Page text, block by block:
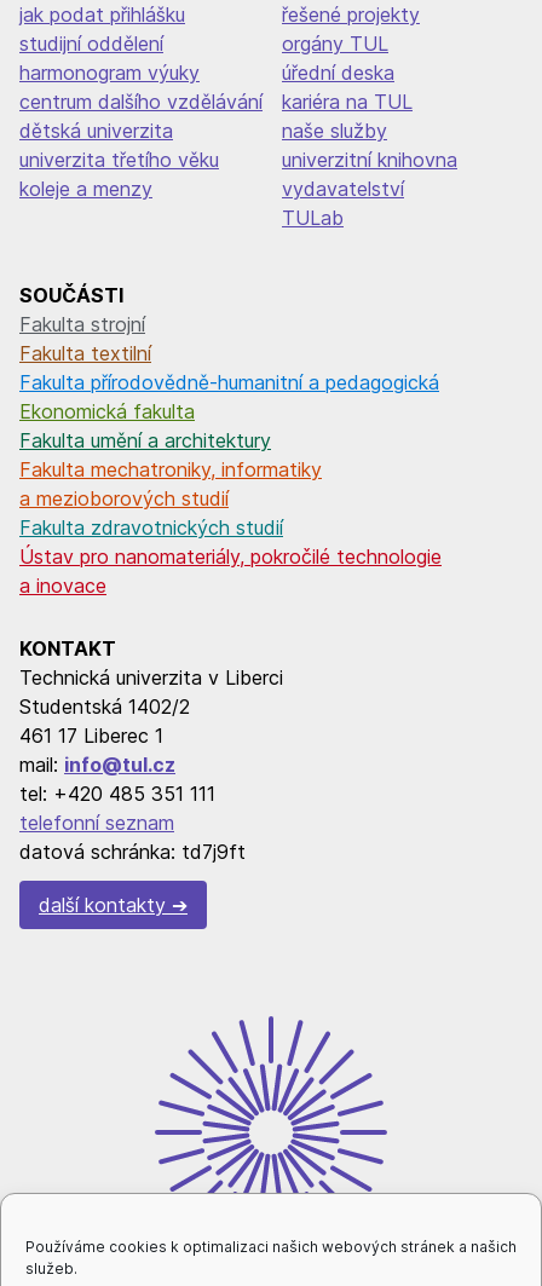
Používáme cookies k optimalizaci našich webových stránek a našich
služeb.
jak podat přihlášku
studijní oddělení
harmonogram výuky
centrum dalšího vzdělávání
dětská univerzita
univerzita třetího věku
koleje a menzy
řešené projekty
orgány TUL
úřední deska
kariéra na TUL
naše služby
univerzitní knihovna
vydavatelství
TULab
SOUČÁSTI
Fakulta strojní
Fakulta textilní
Fakulta přírodovědně-humanitní a pedagogická
Ekonomická fakulta
Fakulta umění a architektury
Fakulta mechatroniky, informatiky
a mezioborových studií
Fakulta zdravotnických studií
Ústav pro nanomateriály, pokročilé technologie
a inovace
KONTAKT
Technická univerzita v Liberci
Studentská 1402/2
461 17 Liberec 1
mail: info@tul.cz
tel: +420 485 351 111
telefonní seznam
datová schránka: td7j9ft
další kontakty